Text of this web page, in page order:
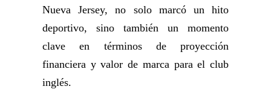
Nueva Jersey, no solo marcó un hito
deportivo, sino también un momento
clave en términos de proyección
financiera y valor de marca para el club
inglés.